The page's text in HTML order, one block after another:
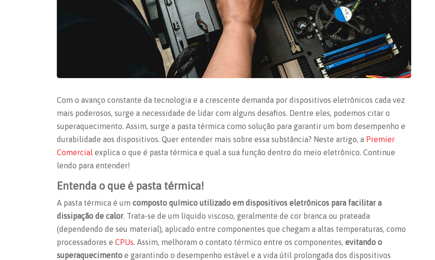
Com o avanço constante da tecnologia e a crescente demanda por dispositivos eletrônicos cada vez
mais poderosos, surge a necessidade de lidar com alguns desafios. Dentre eles, podemos citar o
superaquecimento. Assim, surge a pasta térmica como solução para garantir um bom desempenho e
durabilidade aos dispositivos. Quer entender mais sobre essa substância? Neste artigo, a Premier
Comercial explica o que é pasta térmica e qual a sua função dentro do meio eletrônico. Continue
lendo para entender!
Entenda o que é pasta térmica!
A pasta térmica é um composto químico utilizado em dispositivos eletrônicos para facilitar a
dissipação de calor. Trata-se de um líquido viscoso, geralmente de cor branca ou prateada
(dependendo de seu material), aplicado entre componentes que chegam a altas temperaturas, como
processadores e CPUs . Assim, melhoram o contato térmico entre os componentes, evitando o
superaquecimento e garantindo o desempenho estável e a vida útil prolongada dos dispositivos